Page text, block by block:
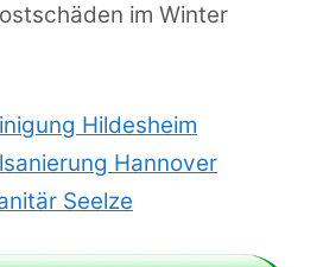
im Winter
Hildesheim
Hannover
Seelze